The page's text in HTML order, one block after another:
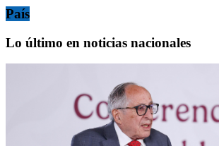
País
Lo último en noticias nacionales